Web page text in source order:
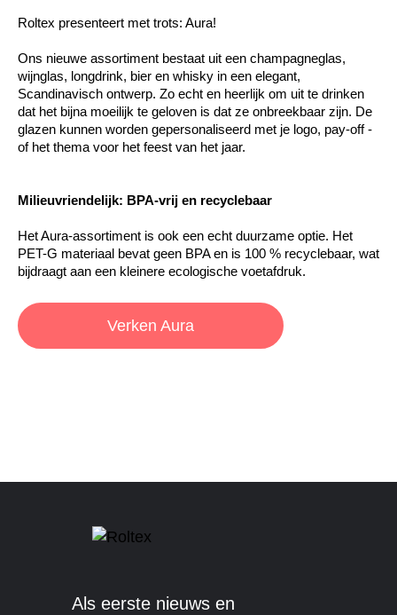
Roltex presenteert met trots: Aura!
Ons nieuwe assortiment bestaat uit een champagneglas,
wijnglas, longdrink, bier en whisky in een elegant,
Scandinavisch ontwerp. Zo echt en heerlijk om uit te drinken
dat het bijna moeilijk te geloven is dat ze onbreekbaar zijn. De
glazen kunnen worden gepersonaliseerd met je logo, pay-off -
of het thema voor het feest van het jaar.
Milieuvriendelijk: BPA-vrij en recyclebaar
Het Aura-assortiment is ook een echt duurzame optie. Het
PET-G materiaal bevat geen BPA en is 100 % recyclebaar, wat
bijdraagt aan een kleinere ecologische voetafdruk.
Verken Aura
Als eerste nieuws en